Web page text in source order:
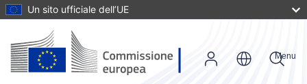
Un sito ufficiale dell’UE
Menu